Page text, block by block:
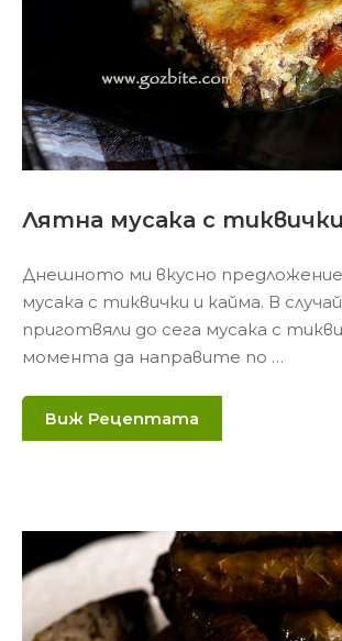
Лятна мусака с
Днешното ми вкусно
мусака с тиквички и кайма. В
приготвяли до сега мусака с
момента да направите по …
Виж Рецептата